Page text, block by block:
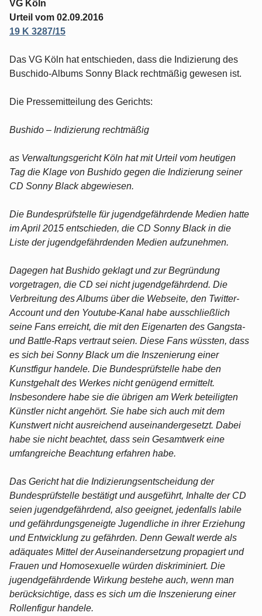
VG Köln
Urteil vom 02.09.2016
19 K 3287/15
Das VG Köln hat entschieden, dass die Indizierung des
Buschido-Albums Sonny Black rechtmäßig gewesen ist.
Die Pressemitteilung des Gerichts:
Bushido – Indizierung rechtmäßig
as Verwaltungsgericht Köln hat mit Urteil vom heutigen
Tag die Klage von Bushido gegen die Indizierung seiner
CD Sonny Black abgewiesen.
Die Bundesprüfstelle für jugendgefährdende Medien hatte
im April 2015 entschieden, die CD Sonny Black in die
Liste der jugendgefährdenden Medien aufzunehmen.
Dagegen hat Bushido geklagt und zur Begründung
vorgetragen, die CD sei nicht jugendgefährdend. Die
Verbreitung des Albums über die Webseite, den Twitter-
Account und den Youtube-Kanal habe ausschließlich
seine Fans erreicht, die mit den Eigenarten des Gangsta-
und Battle-Raps vertraut seien. Diese Fans wüssten, dass
es sich bei Sonny Black um die Inszenierung einer
Kunstfigur handele. Die Bundesprüfstelle habe den
Kunstgehalt des Werkes nicht genügend ermittelt.
Insbesondere habe sie die übrigen am Werk beteiligten
Künstler nicht angehört. Sie habe sich auch mit dem
Kunstwert nicht ausreichend auseinandergesetzt. Dabei
habe sie nicht beachtet, dass sein Gesamtwerk eine
umfangreiche Beachtung erfahren habe.
Das Gericht hat die Indizierungsentscheidung der
Bundesprüfstelle bestätigt und ausgeführt, Inhalte der CD
seien jugendgefährdend, also geeignet, jedenfalls labile
und gefährdungsgeneigte Jugendliche in ihrer Erziehung
und Entwicklung zu gefährden. Denn Gewalt werde als
adäquates Mittel der Auseinandersetzung propagiert und
Frauen und Homosexuelle würden diskriminiert. Die
jugendgefährdende Wirkung bestehe auch, wenn man
berücksichtige, dass es sich um die Inszenierung einer
Rollenfigur handele.